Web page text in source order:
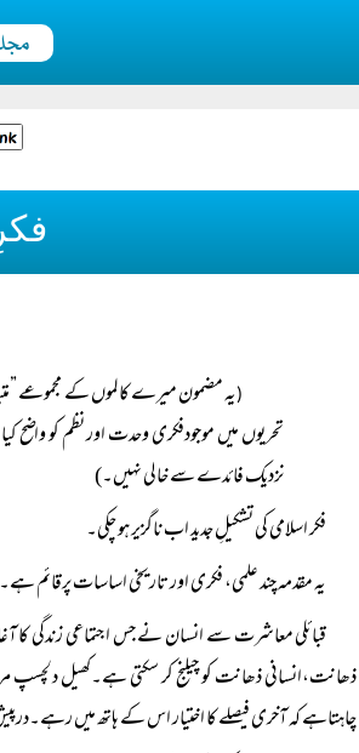
(یہ مضمون میرے کالموں کے مجموعے
تحریوں میں موجودفکری وحدت اور نظم کو
نزدیک فائدے سے خالی نہیں۔)
فکر اسلامی کی تشکیلِ جدید اب ناگزیر ہو چکی۔
یہ مقدمہ چند علمی، فکری اور تاریخی اساسات پرقائم ہے۔
قبائلی معاشرت سے انسان نے جس اجتماعی زندگی کا
ذھانت،انسانی ذھانت کو چیلنج کر سکتی ہے۔کھیل دلچسپ
چاہتاہے کہ آخری فیصلے کا اختیار اس کے ہاتھ میں